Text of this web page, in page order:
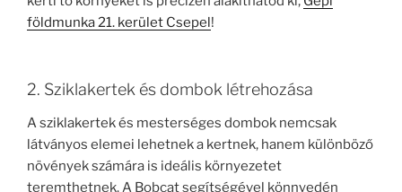
földmunka 21. kerület Csepel!
2. Sziklakertek és dombok létrehozása
A sziklakertek és mesterséges dombok nemcsak
látványos elemei lehetnek a kertnek, hanem különböző
növények számára is ideális környezetet
teremthetnek. A Bobcat segítségével könnyedén